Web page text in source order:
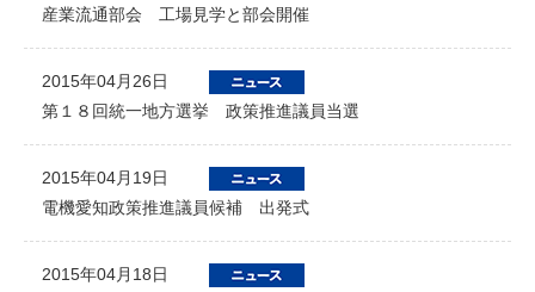
産業流通部会 工場見学と部会開催
2015年04月26日
第１８回統一地方選挙 政策推進議員当選
2015年04月19日
電機愛知政策推進議員候補 出発式
2015年04月18日